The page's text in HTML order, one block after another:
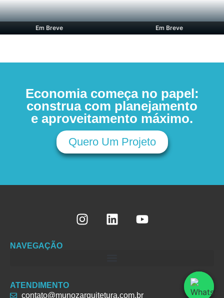
Em Breve Em Breve
Economia começa no papel:
construa com planejamento
e aproveitamento máximo.
Quero Um Projeto
NAVEGAÇÃO
ATENDIMENTO
contato@munozarquitetura.com.br